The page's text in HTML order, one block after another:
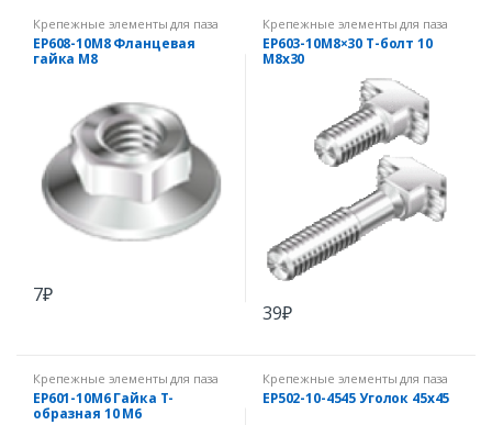
Крепежные элементы для паза
10 мм
EP608-10M8 Фланцевая
гайка М8
7₽
Крепежные элементы для паза
10 мм
EP603-10М8×30 Т-болт 10
M8x30
39₽
Крепежные элементы для паза
10 мм
EP601-10M6 Гайка Т-
образная 10 М6
Крепежные элементы для паза
10 мм
EP502-10-4545 Уголок 45х45